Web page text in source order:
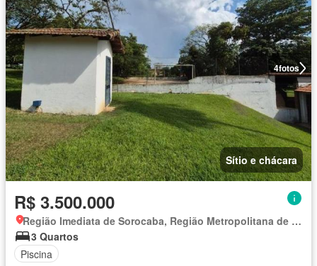
4fotos
Sítio e chácara
R$ 3.500.000
Região Imediata de Sorocaba, Região Metropolitana de Sorocaba
3 Quartos
Piscina